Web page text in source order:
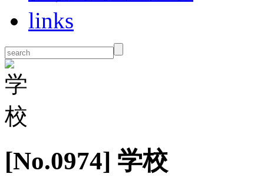
links
[No.0974] 学校